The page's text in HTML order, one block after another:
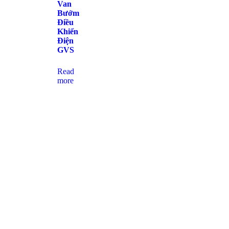
Van
Bướm
Điều
Khiển
Điện
GVS
Read
more